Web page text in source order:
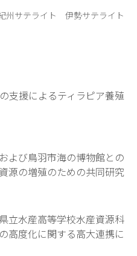
州サテライト
伊勢サテライト
支援によるティラピア養殖
よび鳥羽市海の博物館との
源の増殖のための共同研究
立水産高等学校水産資源科
高度化に関する高大連携に